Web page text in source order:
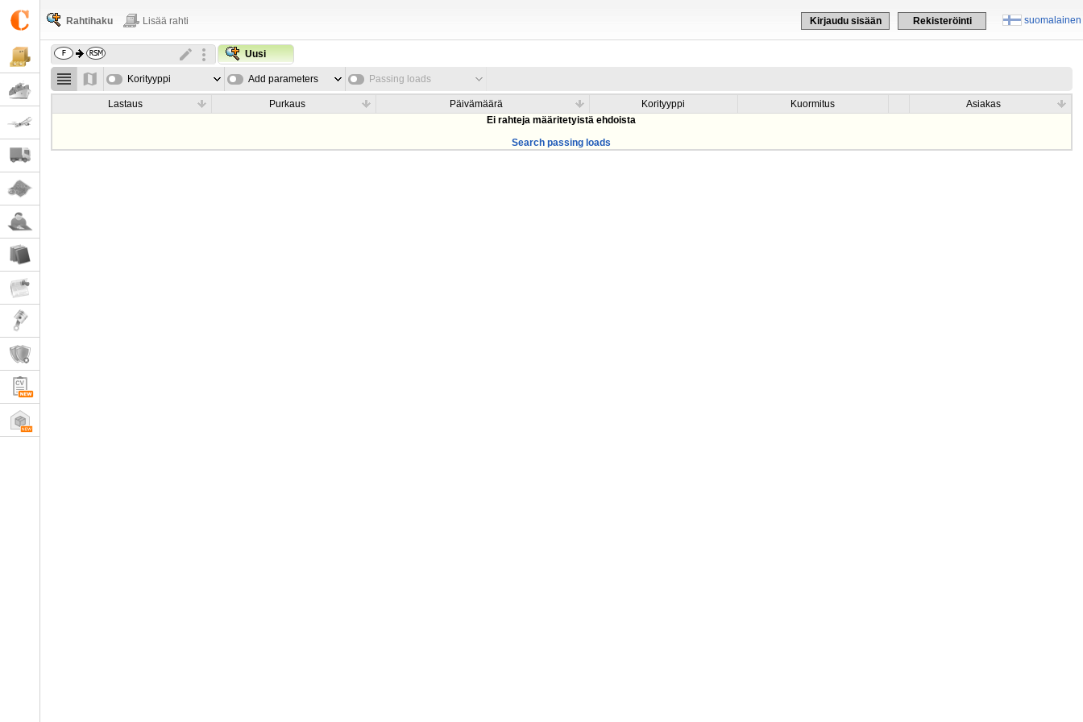
suomalainen
Kirjaudu sisään Rekisteröinti
Rahtihaku Lisää rahti
Uusi
Korityyppi Add parameters Passing loads
Lastaus Purkaus Päivämäärä Korityyppi Kuormitus
Asiakas
Ei rahteja määritetyistä ehdoista
Search passing loads